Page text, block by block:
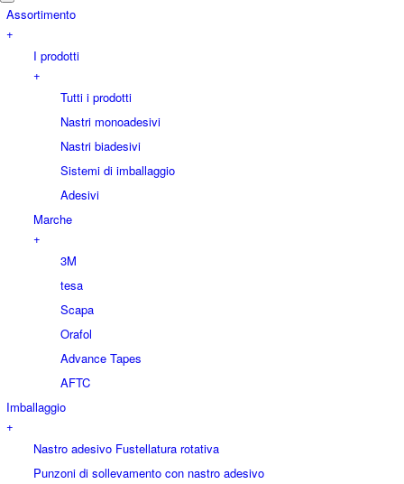
Assortimento
+
I prodotti
+
Tutti i prodotti
Nastri monoadesivi
Nastri biadesivi
Sistemi di imballaggio
Adesivi
Marche
+
3M
tesa
Scapa
Orafol
Advance Tapes
AFTC
Imballaggio
+
Nastro adesivo Fustellatura rotativa
Punzoni di sollevamento con nastro adesivo